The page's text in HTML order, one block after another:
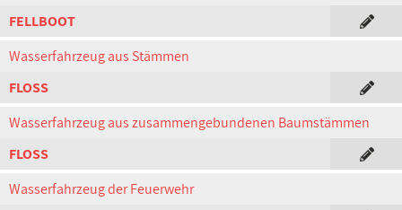
FELLBOOT
Wasserfahrzeug aus Stämmen
FLOSS
Wasserfahrzeug aus zusammengebundenen Baumstämmen
FLOSS
Wasserfahrzeug der Feuerwehr